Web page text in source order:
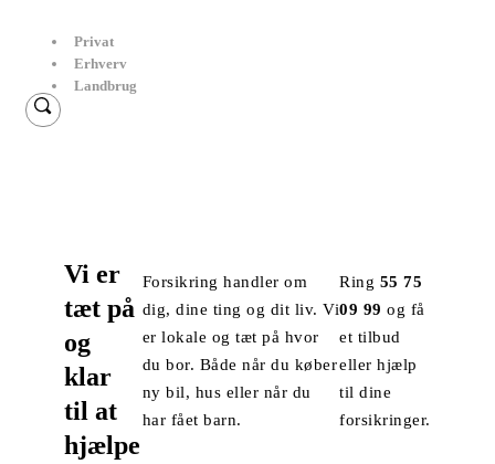
Privat
Erhverv
Landbrug
Vi er
tæt på
og
klar
til at
hjælpe
Forsikring handler om
dig, dine ting og dit liv. Vi
er lokale og tæt på hvor
du bor. Både når du køber
ny bil, hus eller når du
har fået barn.
Ring 55 75
09 99 og få
et tilbud
eller hjælp
til dine
forsikringer.